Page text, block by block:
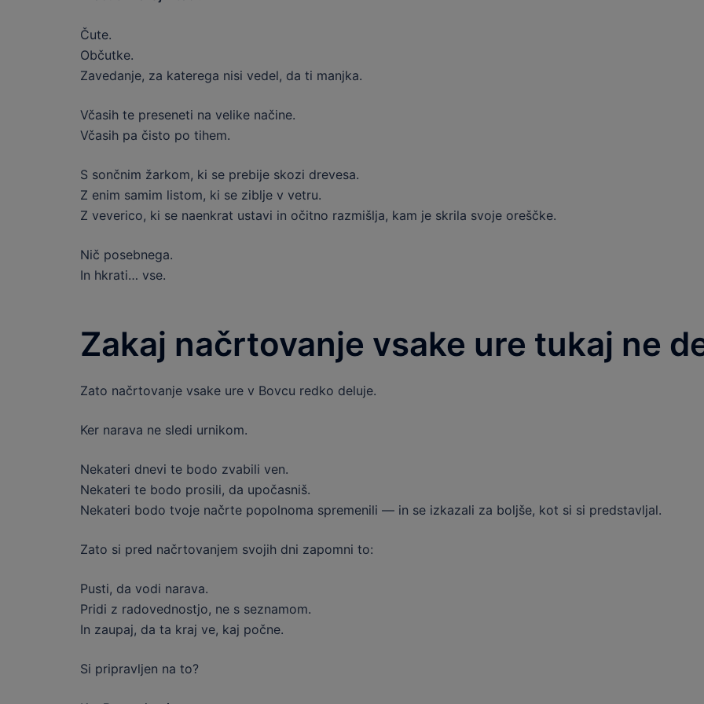
Čute.
Občutke.
Zavedanje, za katerega nisi vedel, da ti manjka.
Včasih te preseneti na velike načine.
Včasih pa čisto po tihem.
S sončnim žarkom, ki se prebije skozi drevesa.
Z enim samim listom, ki se ziblje v vetru.
Z veverico, ki se naenkrat ustavi in očitno razmišlja, kam je skrila svoje oreščke.
Nič posebnega.
In hkrati… vse.
Zakaj načrtovanje vsake ure tukaj ne
Zato načrtovanje vsake ure v Bovcu redko deluje.
Ker narava ne sledi urnikom.
Nekateri dnevi te bodo zvabili ven.
Nekateri te bodo prosili, da upočasniš.
Nekateri bodo tvoje načrte popolnoma spremenili — in se izkazali za boljše, kot si si predstavljal.
Zato si pred načrtovanjem svojih dni zapomni to:
Pusti, da vodi narava.
Pridi z radovednostjo, ne s seznamom.
In zaupaj, da ta kraj ve, kaj počne.
Si pripravljen na to?